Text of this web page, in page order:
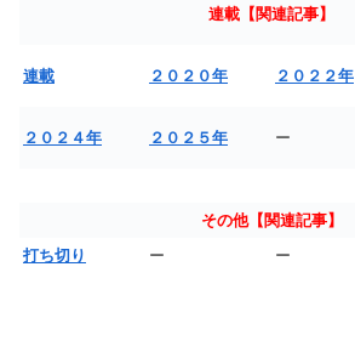
連載【関連記事】
連載 ２０２０年 ２０２２年
２０２４年 ２０２５年 ー
その他【関連記事】
打ち切り
ー ー